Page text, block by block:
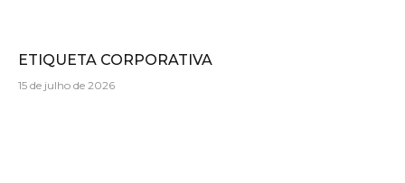
ETIQUETA CORPORATIVA
15 de julho de 2026